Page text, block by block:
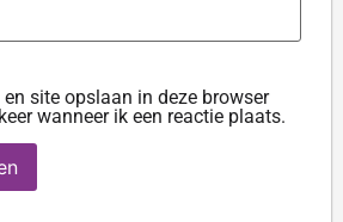
site opslaan in deze browser
wanneer ik een reactie plaats.